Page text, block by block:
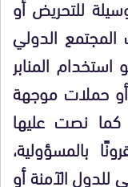
للتحريض أو
المجتمع الدولي
استخدام المنابر
حملات موجهة
كما نصت عليها
بالمسؤولية،
للدول الآمنة أو